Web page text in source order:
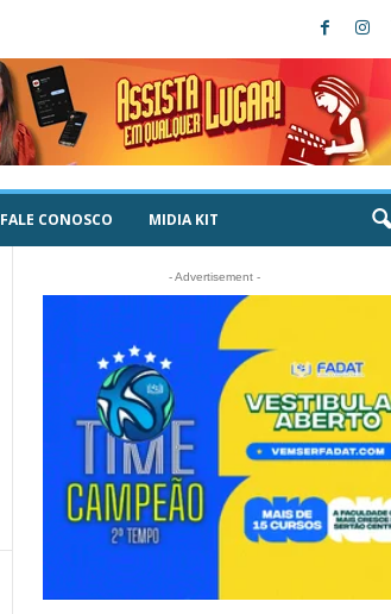
FALE CONOSCO MIDIA KIT
- Advertisement -